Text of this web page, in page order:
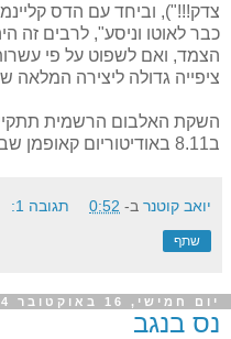
צדק!!!"), וביחד עם הדס
כבר לאוטו וניסע", לרבים
הצמד, ואם לשפוט על פי
ציפייה גדולה ליצירה המלאה
השקת האלבום הרשמית
ב8.11 באודיטוריום קאופמן שבמוזיאון ת"א.
יואב קוטנר ב- 0:52 תגובה 1:
שתף
יום חמישי, 16 באוקטובר 2014
נס בנגב